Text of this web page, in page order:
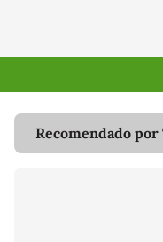
Recomendado por